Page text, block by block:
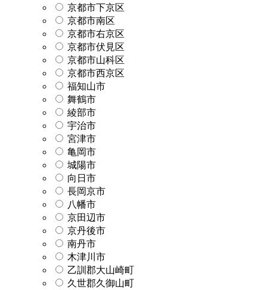
京都市下京区
京都市南区
京都市右京区
京都市伏見区
京都市山科区
京都市西京区
福知山市
舞鶴市
綾部市
宇治市
宮津市
亀岡市
城陽市
向日市
長岡京市
八幡市
京田辺市
京丹後市
南丹市
木津川市
乙訓郡大山崎町
久世郡久御山町